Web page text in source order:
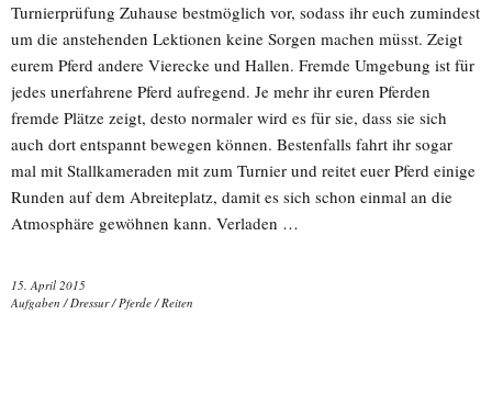
Turnierprüfung Zuhause bestmöglich vor, sodass ihr euch zumindest
um die anstehenden Lektionen keine Sorgen machen müsst. Zeigt
eurem Pferd andere Vierecke und Hallen. Fremde Umgebung ist für
jedes unerfahrene Pferd aufregend. Je mehr ihr euren Pferden
fremde Plätze zeigt, desto normaler wird es für sie, dass sie sich
auch dort entspannt bewegen können. Bestenfalls fahrt ihr sogar
mal mit Stallkameraden mit zum Turnier und reitet euer Pferd einige
Runden auf dem Abreiteplatz, damit es sich schon einmal an die
Atmosphäre gewöhnen kann. Verladen …
15. April 2015
Aufgaben /Dressur/Pferde/Reiten